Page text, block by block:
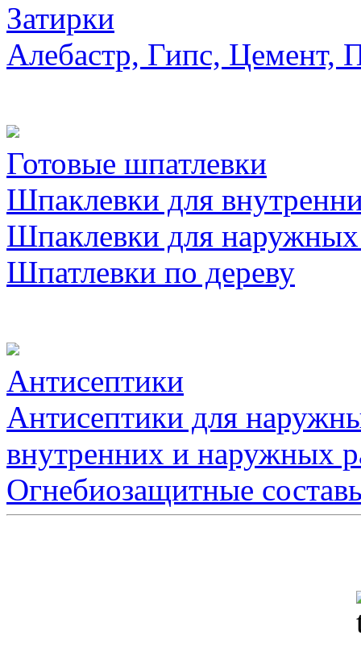
Затирки
Алебастр, Гипс, Цемент,
Готовые шпатлевки
Шпаклевки для
Шпаклевки для наружных
Шпатлевки по дереву
Антисептики
Антисептики для
внутренних и наружных
Огнебиозащитные